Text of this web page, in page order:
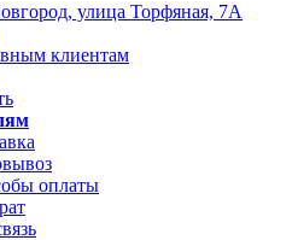
улица Торфяная, 7А
клиентам
оплаты